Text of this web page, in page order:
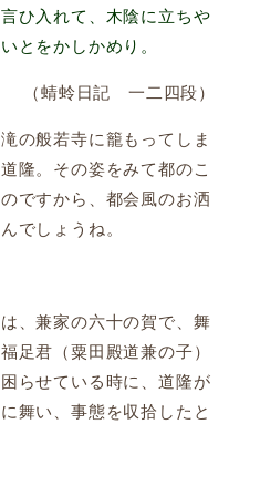
ひ入れて、木陰に立ちや
とをかしかめり。
（蜻蛉日記 一二四段）
の般若寺に籠もってしま
隆。その姿をみて都のこ
ですから、都会風のお洒
でしょうね。
、兼家の六十の賀で、舞
足君（粟田殿道兼の子）
らせている時に、道隆が
舞い、事態を収拾したと